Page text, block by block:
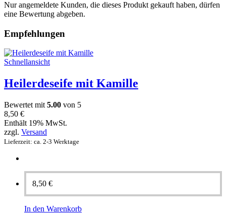
Nur angemeldete Kunden, die dieses Produkt gekauft haben, dürfen
eine Bewertung abgeben.
Empfehlungen
Schnellansicht
Heilerdeseife mit Kamille
Bewertet mit 5.00 von 5
8,50 €
Enthält 19% MwSt.
zzgl. Versand
Lieferzeit: ca. 2-3 Werktage
8,50 €
In den Warenkorb